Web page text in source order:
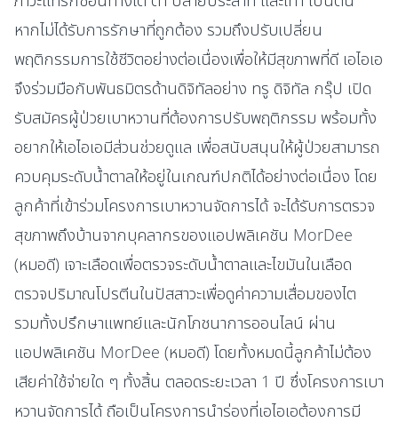
หากไม่ได้รับการรักษาที่ถูกต้อง รวมถึงปรับเปลี่ยน
พฤติกรรมการใช้ชีวิตอย่างต่อเนื่องเพื่อให้มีสุขภาพที่ดี เอไอเอ
จึงร่วมมือกับพันธมิตรด้านดิจิทัลอย่าง ทรู ดิจิทัล กรุ๊ป เปิด
รับสมัครผู้ป่วยเบาหวานที่ต้องการปรับพฤติกรรม พร้อมทั้ง
อยากให้เอไอเอมีส่วนช่วยดูแล เพื่อสนับสนุนให้ผู้ป่วยสามารถ
ควบคุมระดับน้ำตาลให้อยู่ในเกณฑ์ปกติได้อย่างต่อเนื่อง โดย
ลูกค้าที่เข้าร่วมโครงการเบาหวานจัดการได้ จะได้รับการตรวจ
สุขภาพถึงบ้านจากบุคลากรของแอปพลิเคชัน MorDee
(หมอดี) เจาะเลือดเพื่อตรวจระดับน้ำตาลและไขมันในเลือด
ตรวจปริมาณโปรตีนในปัสสาวะเพื่อดูค่าความเสื่อมของไต
รวมทั้งปรึกษาแพทย์และนักโภชนาการออนไลน์ ผ่าน
แอปพลิเคชัน MorDee (หมอดี) โดยทั้งหมดนี้ลูกค้าไม่ต้อง
เสียค่าใช้จ่ายใด ๆ ทั้งสิ้น ตลอดระยะเวลา 1 ปี ซึ่งโครงการเบา
หวานจัดการได้ ถือเป็นโครงการนำร่องที่เอไอเอต้องการมี